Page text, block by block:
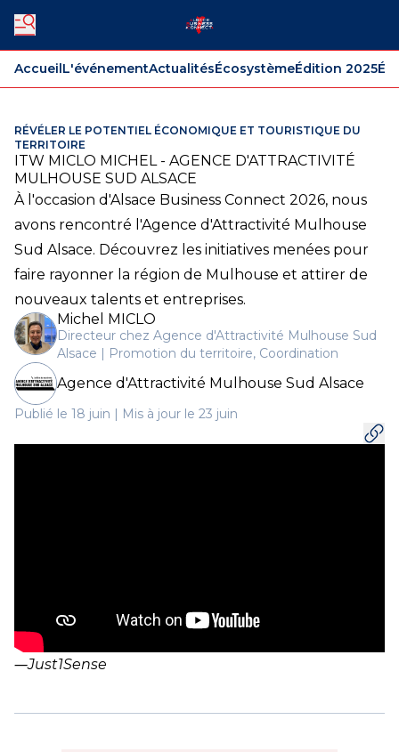
AccueilL'événementActualitésÉcosystèmeÉdition 2025
RÉVÉLER LE POTENTIEL ÉCONOMIQUE ET TOURISTIQUE DU
TERRITOIRE
ITW MICLO MICHEL - AGENCE D'ATTRACTIVITÉ
MULHOUSE SUD ALSACE
À l'occasion d'Alsace Business Connect 2026, nous
avons rencontré l'Agence d'Attractivité Mulhouse
Sud Alsace. Découvrez les initiatives menées pour
faire rayonner la région de Mulhouse et attirer de
nouveaux talents et entreprises.
Michel MICLO
Directeur chez Agence d'Attractivité Mulhouse Sud
Alsace | Promotion du territoire, Coordination
Agence d'Attractivité Mulhouse Sud Alsace
Publié le 18 juin | Mis à jour le 23 juin
―Just1Sense